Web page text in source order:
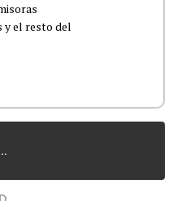
y el resto del